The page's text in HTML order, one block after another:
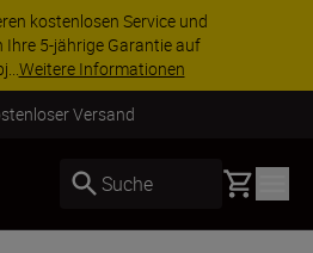
kostenlosen Service und
Ihre 5-jährige Garantie auf
Weitere Informationen
Versand
Suche Basket